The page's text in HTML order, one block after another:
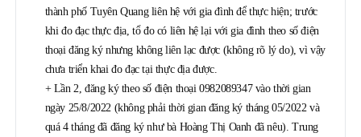
thành phố Tuyên Quang liên hệ với gia đình để thực hiện; trước
khi đo đạc thực địa, tổ đo có liên hệ lại với gia đình theo số điện
thoại đăng ký nhưng không liên lạc được (không rõ lý do), vì vậy
chưa triển khai đo đạc tại thực địa được.
+ Lần 2, đăng ký theo số điện thoại 0982089347 vào thời gian
ngày 25/8/2022 (không phải thời gian đăng ký tháng 05/2022 và
quá 4 tháng đã đăng ký như bà Hoàng Thị Oanh đã nêu). Trung